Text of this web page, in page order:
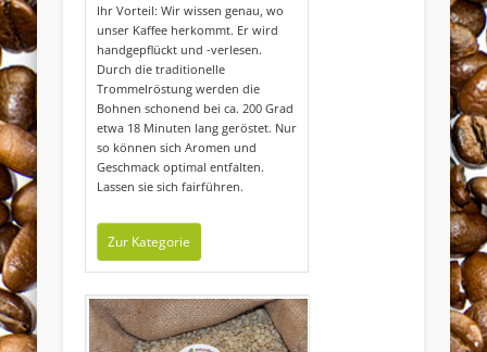
Ihr Vorteil: Wir wissen genau, wo
unser Kaffee herkommt. Er wird
handgepflückt und -verlesen.
Durch die traditionelle
Trommelröstung werden die
Bohnen schonend bei ca. 200 Grad
etwa 18 Minuten lang geröstet. Nur
so können sich Aromen und
Geschmack optimal entfalten.
Lassen sie sich fairführen.
Zur Kategorie